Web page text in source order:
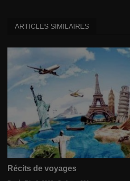
ARTICLES SIMILAIRES
Récits de voyages